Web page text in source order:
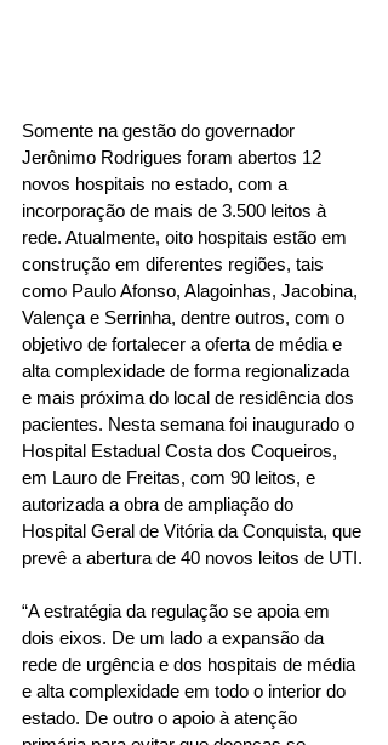
Somente na gestão do governador
Jerônimo Rodrigues foram abertos 12
novos hospitais no estado, com a
incorporação de mais de 3.500 leitos à
rede. Atualmente, oito hospitais estão em
construção em diferentes regiões, tais
como Paulo Afonso, Alagoinhas, Jacobina,
Valença e Serrinha, dentre outros, com o
objetivo de fortalecer a oferta de média e
alta complexidade de forma regionalizada
e mais próxima do local de residência dos
pacientes. Nesta semana foi inaugurado o
Hospital Estadual Costa dos Coqueiros,
em Lauro de Freitas, com 90 leitos, e
autorizada a obra de ampliação do
Hospital Geral de Vitória da Conquista, que
prevê a abertura de 40 novos leitos de UTI.
“A estratégia da regulação se apoia em
dois eixos. De um lado a expansão da
rede de urgência e dos hospitais de média
e alta complexidade em todo o interior do
estado. De outro o apoio à atenção